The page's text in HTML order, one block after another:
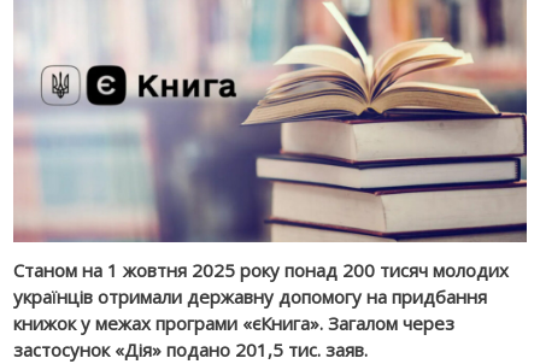
Станом на 1 жовтня 2025 року понад 200 тисяч молодих
українців отримали державну допомогу на придбання
книжок у межах програми «єКнига». Загалом через
застосунок «Дія» подано 201,5 тис. заяв.